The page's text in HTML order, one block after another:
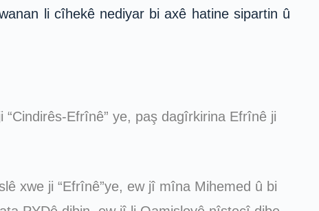
li cîhekê nediyar bi axê hatine sipartin û
Efrînê” ye, paş dagîrkirina Efrînê ji
xwe ji “Efrînê”ye, ew jî mîna Mihemed û bi